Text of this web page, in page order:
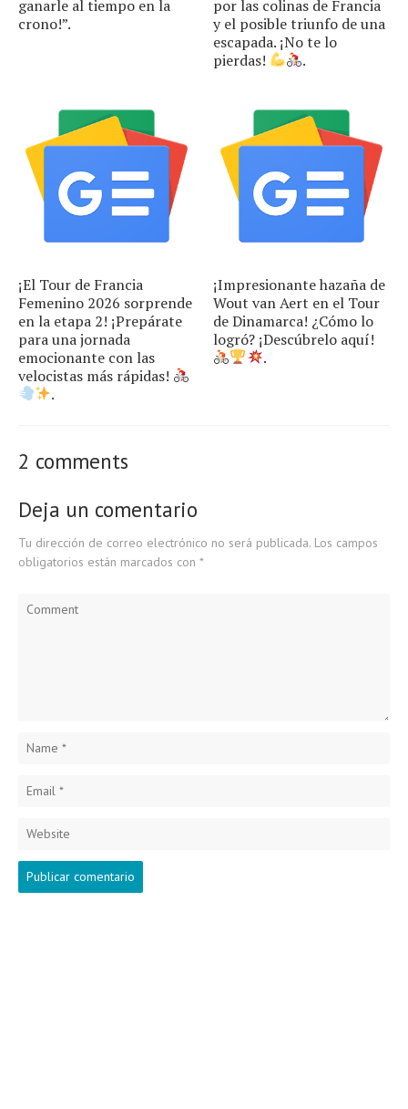
ganarle al tiempo en la
crono!”.
por las colinas de Francia
y el posible triunfo de una
escapada. ¡No te lo
pierdas!
.
¡El Tour de Francia
Femenino 2026 sorprende
en la etapa 2! ¡Prepárate
para una jornada
emocionante con las
velocistas más rápidas!
.
¡Impresionante hazaña de
Wout van Aert en el Tour
de Dinamarca! ¿Cómo lo
logró? ¡Descúbrelo aquí!
.
2 comments
Deja un comentario
Tu dirección de correo electrónico no será publicada. Los campos
obligatorios están marcados con *